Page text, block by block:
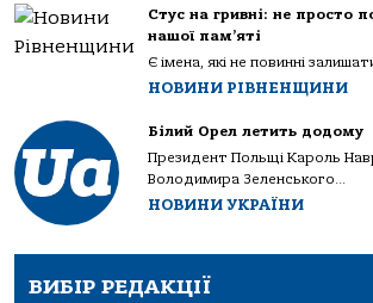
Стус на гривні: не просто
нашої пам’яті
Є імена, які не повинні
НОВИНИ РІВНЕНЩИНИ
Білий Орел летить додому
Президент Польщі Кароль
Володимира Зеленського...
НОВИНИ УКРАЇНИ
ВИБІР РЕДАКЦІЇ